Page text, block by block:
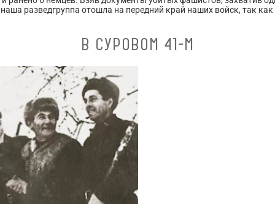
разведгруппа отошла на передний край наших войск, так
В СУРОВОМ 41-М